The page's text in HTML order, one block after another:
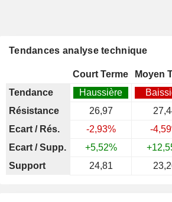
Tendances analyse technique
Court Terme Moyen
Tendance
Haussière
Résistance
26,97
Ecart / Rés.
-2,93% -
Ecart / Supp.
+5,52%
Support
24,81